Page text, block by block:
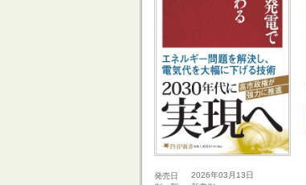
発売日
2026年03月13日